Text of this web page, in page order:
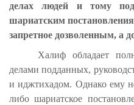
делах людей и тому
шариатским
запретное дозволенным, а
Халиф обладает
делами подданных,
и иджтихадом. Однако ему
либо шариатское